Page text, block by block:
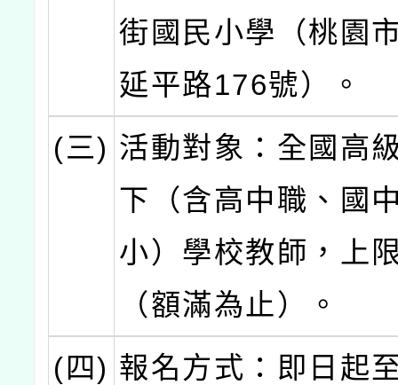
街國民小學（桃園
延平路176號）。
(三) 活動對象：全國高
下（含高中職、國
小）學校教師，上
（額滿為止）。
(四) 報名方式：即日起